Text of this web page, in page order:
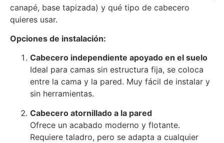
canapé, base tapizada) y qué tipo de cabecero
quieres usar.
Opciones de instalación:
Cabecero independiente apoyado en el suelo
Ideal para camas sin estructura fija, se coloca
entre la cama y la pared. Muy fácil de instalar y
sin herramientas.
Cabecero atornillado a la pared
Ofrece un acabado moderno y flotante.
Requiere taladro, pero se adapta a cualquier